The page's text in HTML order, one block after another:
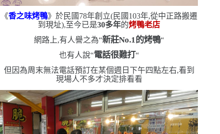
《香之味烤鴨》於民國 78年創立(民國 103年,從中正路搬遷
到現址),至今已是30多年的烤鴨老店
網路上,有人譽之為“新莊No.1 的烤鴨“
也有人說“電話很難打“
但因為周末無法電話預訂在某個週日下午四點左右,看到
現場人不多才決定排看看